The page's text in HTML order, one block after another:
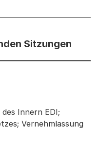
Sitzungen
Informationen
Innern EDI;
Vernehmlassung